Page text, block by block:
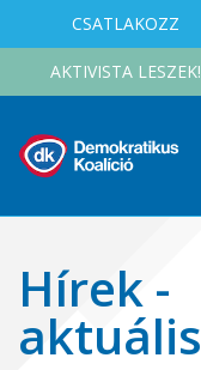
CSATLAKOZZ
AKTIVISTA LESZEK!
Hírek -
aktuális